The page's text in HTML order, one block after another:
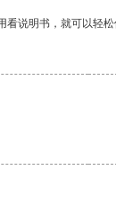
说明书，就可以轻松